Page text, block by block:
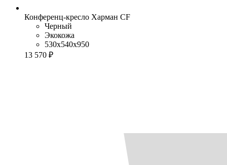
Конференц-кресло Харман CF
Черный
Экокожа
530x540x950
13 570 ₽